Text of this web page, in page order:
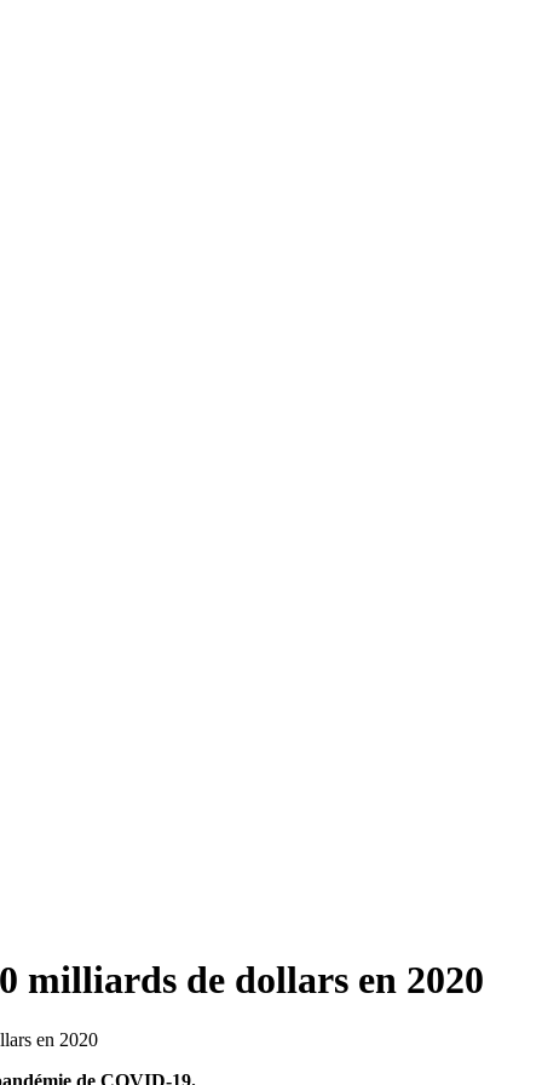
milliards de dollars en 2020
de COVID-19.